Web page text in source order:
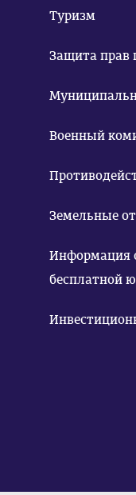
Туризм
Защита прав
Военный
Земельные
Информация
бесплатной